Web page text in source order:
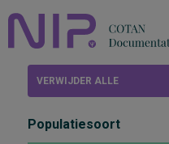
VERWIJDER ALLE
Populatiesoort